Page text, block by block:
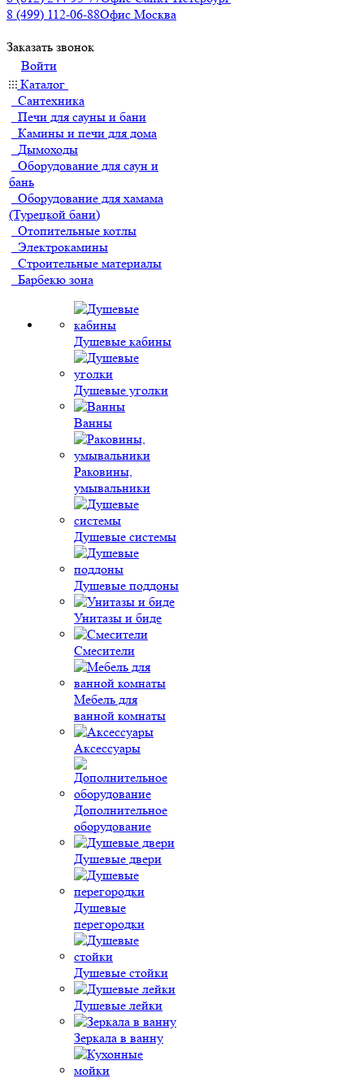
8 (499) 112-06-88Офис Москва
Заказать звонок
Войти
Каталог
Сантехника
Печи для сауны и бани
Камины и печи для дома
Дымоходы
Оборудование для саун и
бань
Оборудование для хамама
(Турецкой бани)
Отопительные котлы
Электрокамины
Строительные материалы
Барбекю зона
Душевые кабины
Душевые уголки
Ванны
Раковины,
умывальники
Душевые системы
Душевые поддоны
Унитазы и биде
Смесители
Мебель для
ванной комнаты
Аксессуары
Дополнительное
оборудование
Душевые двери
Душевые
перегородки
Душевые стойки
Душевые лейки
Зеркала в ванну